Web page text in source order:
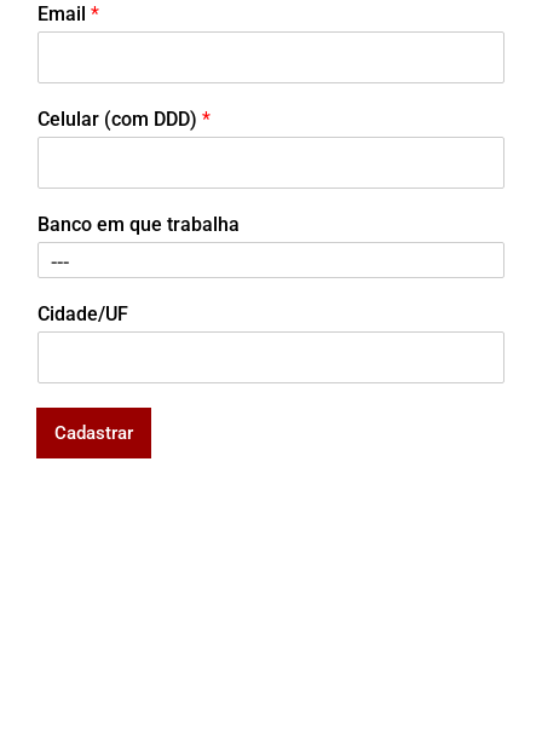
Email *
Celular (com DDD) *
Banco em que trabalha
Cidade/UF
Cadastrar